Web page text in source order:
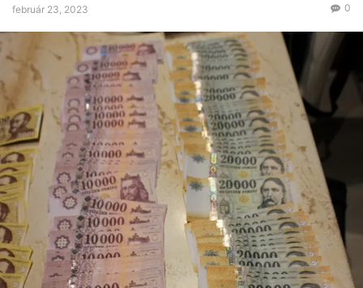
február 23, 2023 0